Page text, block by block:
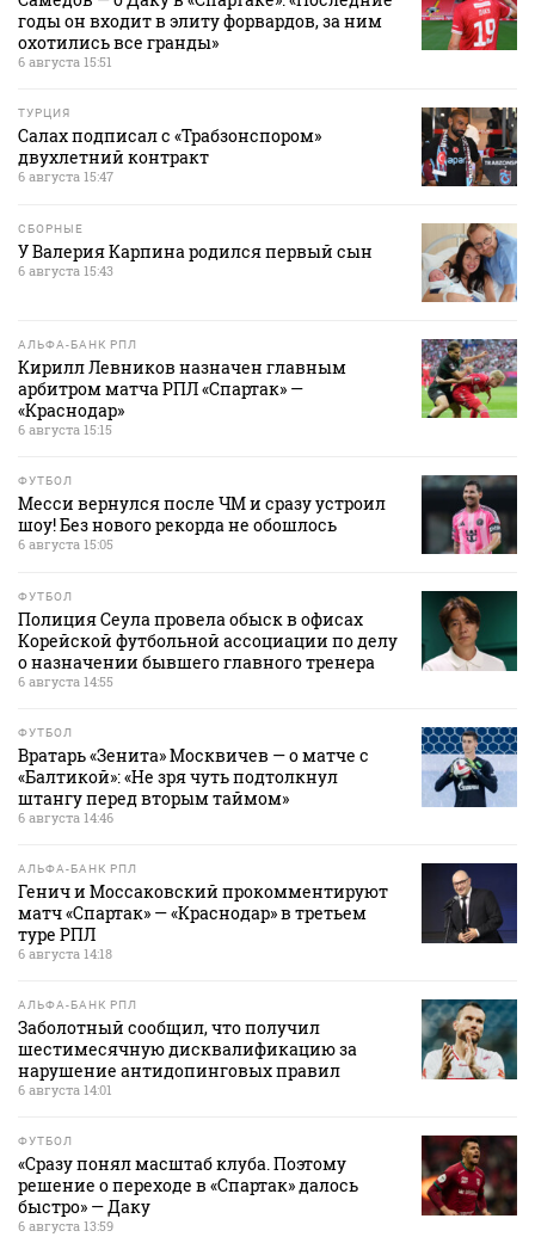
годы он входит в элиту форвардов, за ним
охотились все гранды»
6 августа 15:51
ТУРЦИЯ
Салах подписал с «Трабзонспором»
двухлетний контракт
6 августа 15:47
СБОРНЫЕ
У Валерия Карпина родился первый сын
6 августа 15:43
АЛЬФА-БАНК РПЛ
Кирилл Левников назначен главным
арбитром матча РПЛ «Спартак» —
«Краснодар»
6 августа 15:15
ФУТБОЛ
Месси вернулся после ЧМ и сразу устроил
шоу! Без нового рекорда не обошлось
6 августа 15:05
ФУТБОЛ
Полиция Сеула провела обыск в офисах
Корейской футбольной ассоциации по делу
о назначении бывшего главного тренера
6 августа 14:55
ФУТБОЛ
Вратарь «Зенита» Москвичев — о матче с
«Балтикой»: «Не зря чуть подтолкнул
штангу перед вторым таймом»
6 августа 14:46
АЛЬФА-БАНК РПЛ
Генич и Моссаковский прокомментируют
матч «Спартак» — «Краснодар» в третьем
туре РПЛ
6 августа 14:18
АЛЬФА-БАНК РПЛ
Заболотный сообщил, что получил
шестимесячную дисквалификацию за
нарушение антидопинговых правил
6 августа 14:01
ФУТБОЛ
«Сразу понял масштаб клуба. Поэтому
решение о переходе в «Спартак» далось
быстро» — Даку
6 августа 13:59